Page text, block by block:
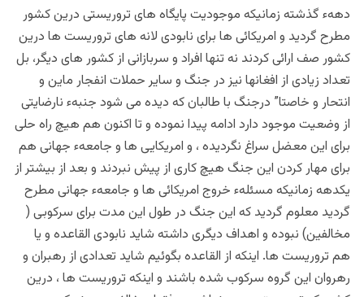
دههء گذشته زمانیکه موجودیت پایگاه های تروریستی درین کشور
مطرح گردید و امریکائی ها برای نابودی لانه های تروریست ها درین
کشور صف ارائی کردند نه تنها افراد و سربازانی از کشور های دیگر، بل
تعداد زیادی از افغانها نیز در جنگ و سایر حملات انفجار ماین و
انتحار و خاصتا” درجنگ با طالبان که دیده می شود جنبهء نارضایتی
از وضعیت موجود دارد ادامه پیدا نموده و تا اکنون هم هیچ راه حلی
برای این معضل سراغ نگردیده ، و امریکایی ها و جامعهء جهانی هم
برای مهار کردن این جنگ هیچ کاری از پیش نبردند و بعد از بیشتر از
یکدهه زمانیکه مسئلهء خروج امریکائی ها و جامعهء جهانی مطرح
گردید معلوم گردید که این جنگ در طول این مدت برای سرکوبی (
مخالفین) نبوده و اهداف دیگری داشته شاید نابودی القاعده و یا
هم تروریست ها. اینکه از القاعده بگوئیم شاید تعدادی از رهبران و
رهروان این گروه سرکوب شده باشند و اینکه تروریست ها ، درین